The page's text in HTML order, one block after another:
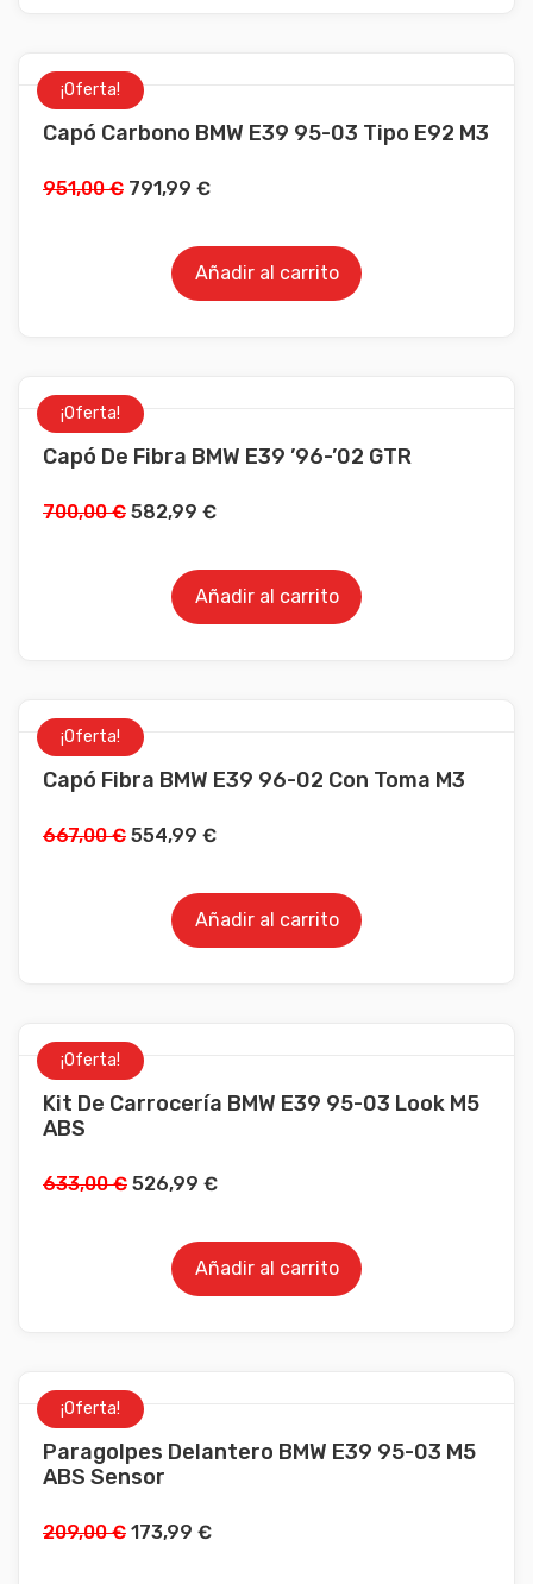
¡Oferta!
Capó Carbono BMW E39 95-03 Tipo E92 M3
951,00€ 791,99 €
Añadir al carrito
¡Oferta!
Capó De Fibra BMW E39 ’96-’02 GTR
700,00€ 582,99 €
Añadir al carrito
¡Oferta!
Capó Fibra BMW E39 96-02 Con Toma M3
667,00€ 554,99 €
Añadir al carrito
¡Oferta!
Kit De Carrocería BMW E39 95-03 Look M5
ABS
633,00€ 526,99 €
Añadir al carrito
¡Oferta!
Paragolpes Delantero BMW E39 95-03 M5
ABS Sensor
209,00€ 173,99 €